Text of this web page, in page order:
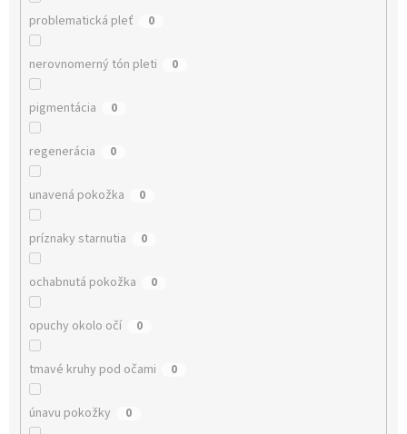
problematická pleť 0
nerovnomerný tón pleti 0
pigmentácia 0
regenerácia 0
unavená pokožka 0
príznaky starnutia 0
ochabnutá pokožka 0
opuchy okolo očí 0
tmavé kruhy pod očami 0
únavu pokožky 0